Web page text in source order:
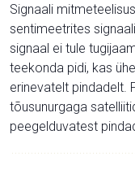
Signaali
sentimeetrites
signaal ei tule
teekonda pidi, kas
erinevatelt pindadelt.
tõusunurgaga
peegelduvatest